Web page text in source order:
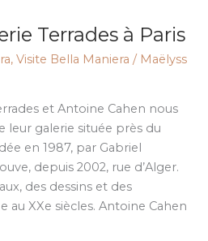
Terrades à Paris
, Visite Bella Maniera / Maëlyss
et Antoine Cahen nous
leur galerie située près du
en 1987, par Gabriel
depuis 2002, rue d’Alger.
des dessins et des
au XXe siècles. Antoine Cahen